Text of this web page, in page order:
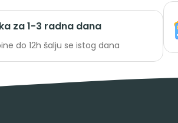
za 1-3 radna dana
do 12h šalju se istog dana